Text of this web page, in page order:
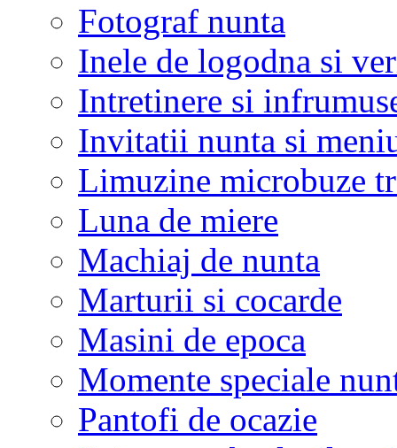
Fotograf nunta
Inele de logodna si
Intretinere si
Invitatii nunta si
Limuzine microbuze
Luna de miere
Machiaj de nunta
Marturii si cocarde
Masini de epoca
Momente speciale
Pantofi de ocazie